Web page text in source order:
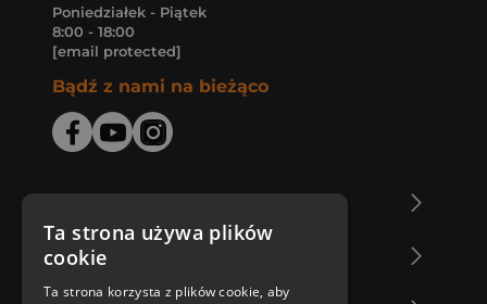
Poniedziałek - Piątek
8:00 - 18:00
[email protected]
Bądź z nami na bieżąco
Zakupy u nas
Ta strona używa plików
cookie
Ta strona korzysta z plików cookie, aby